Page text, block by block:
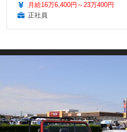
月給16万6,400円～23万400円
正社員